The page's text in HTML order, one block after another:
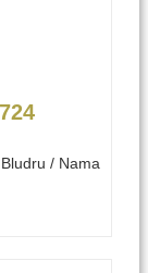
/ Nama